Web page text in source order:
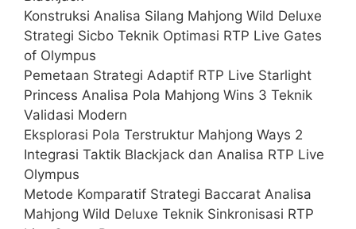
Konstruksi Analisa Silang Mahjong Wild Deluxe
Strategi Sicbo Teknik Optimasi RTP Live Gates
of Olympus
Pemetaan Strategi Adaptif RTP Live Starlight
Princess Analisa Pola Mahjong Wins 3 Teknik
Validasi Modern
Eksplorasi Pola Terstruktur Mahjong Ways 2
Integrasi Taktik Blackjack dan Analisa RTP Live
Olympus
Metode Komparatif Strategi Baccarat Analisa
Mahjong Wild Deluxe Teknik Sinkronisasi RTP